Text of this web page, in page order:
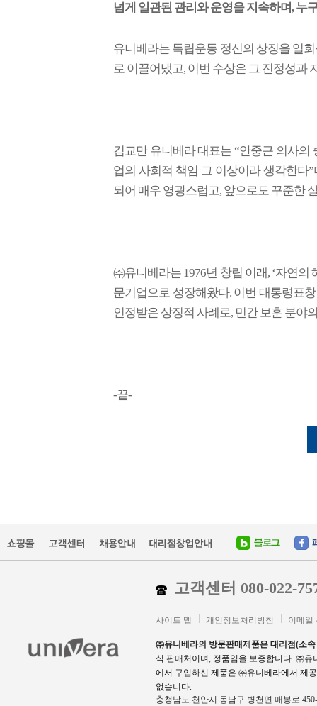
넘게 일관된 관리와 운영을 지속하며, 누
유니베라는 독립운동 정신의 상징을 일
로 이끌어냈고, 이번 수상은 그 진정성과
김교만 유니베라 대표는 “안중근 의사
업의 사회적 책임 그 이상이라 생각한다
되어 매우 영광스럽고, 앞으로도 꾸준한
㈜유니베라는 1976년 창립 이래, ‘자연
문기업으로 성장해왔다. 이번 대통령표
인정받은 상징적 사례로, 민간 보훈 분야
-끝-
고객센터 080-022-
사이트 맵 개인정보처리방침 이메일
㈜유니베라의 방문판매제품은 대리점(소
식 판매처이며, 정품임을 보증합니다. ㈜
에서 구입하신 제품은 ㈜유니베라에서 제
없습니다.
충청남도 천안시 동남구 병천면 매봉로